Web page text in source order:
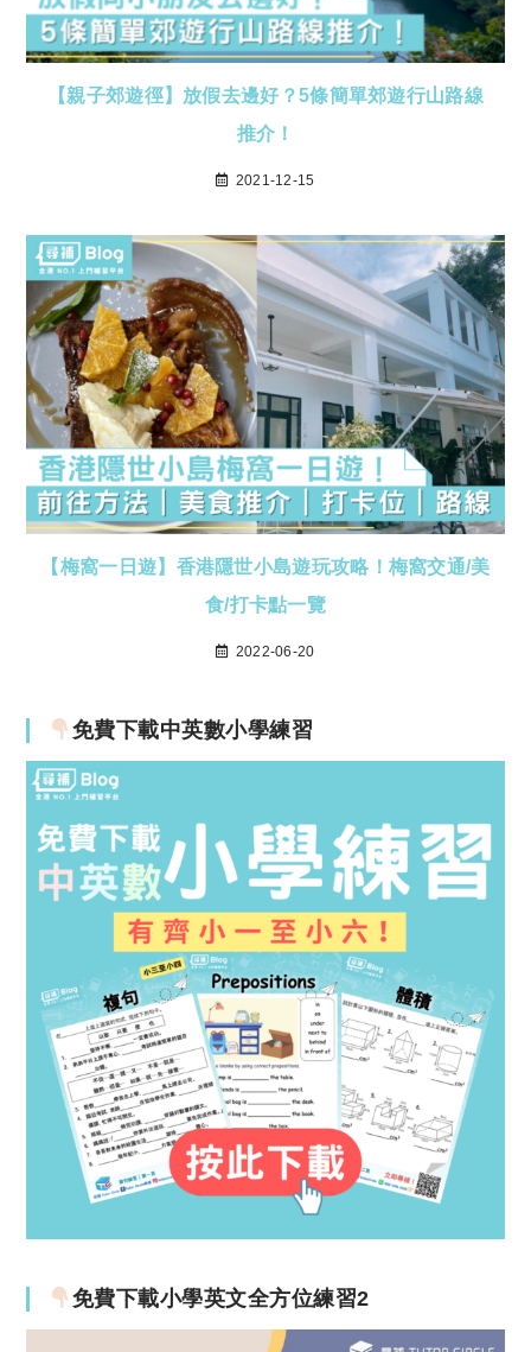
【親子郊遊徑】放假去邊好？5條簡單郊遊行山路線
推介！
2021-12-15
【梅窩一日遊】香港隱世小島遊玩攻略！梅窩交通/美
食/打卡點一覽
2022-06-20
免費下載中英數小學練習
免費下載小學英文全方位練習2